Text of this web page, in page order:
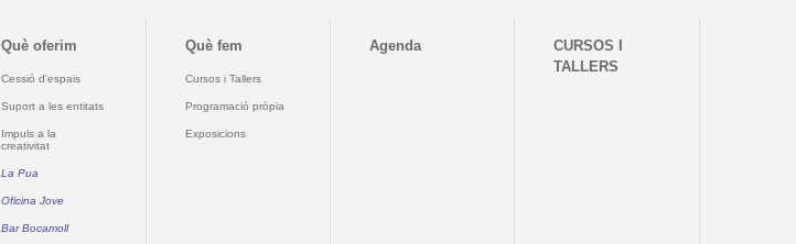
Què oferim
Cessió d'espais
Suport a les entitats
Impuls a la
creativitat
La Pua
Oficina Jove
Bar Bocamoll
Què fem
Cursos i Tallers
Programació pròpia
Exposicions
Agenda
CURSOS I
TALLERS